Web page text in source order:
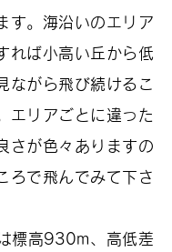
す。海沿いのエリア
れば小高い丘から低
ながら飛び続けるこ
エリアごとに違った
さが色々ありますの
ろで飛んでみて下さ
標高930m、高低差